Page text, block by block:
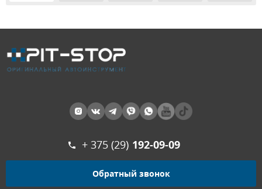
+ 375 (29) 192-09-09
Обратный звонок